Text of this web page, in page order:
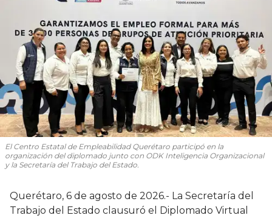
El Centro Estatal de Empleabilidad Querétaro participó en la
organización del diplomado junto con ODK Inteligencia Organizacional
y la Secretaría del Trabajo del Estado.
Querétaro, 6 de agosto de 2026.- La Secretaría del
Trabajo del Estado clausuró el Diplomado Virtual